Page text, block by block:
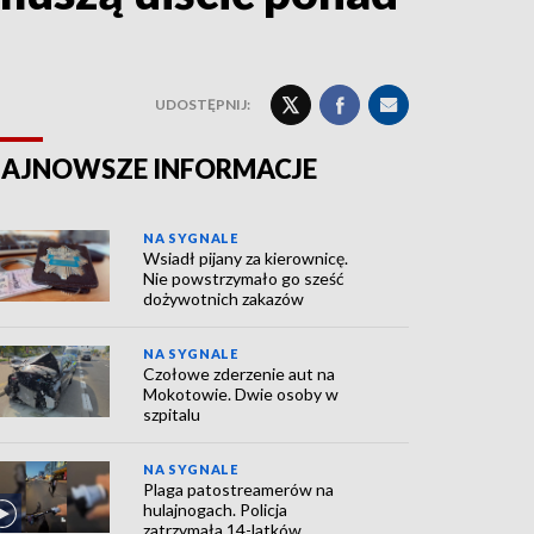
UDOSTĘPNIJ:
INFORMACJE
NA SYGNALE
Wsiadł pijany za kierownicę.
Nie powstrzymało go sześć
dożywotnich zakazów
NA SYGNALE
Czołowe zderzenie aut na
Mokotowie. Dwie osoby w
szpitalu
NA SYGNALE
Plaga patostreamerów na
hulajnogach. Policja
zatrzymała 14-latków